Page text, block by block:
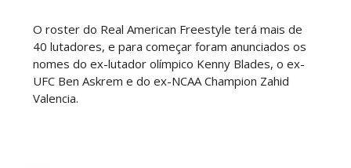
O roster do Real American Freestyle terá mais de
40 lutadores, e para começar foram anunciados os
nomes do ex-lutador olímpico Kenny Blades, o ex-
UFC Ben Askrem e do ex-NCAA Champion Zahid
Valencia.